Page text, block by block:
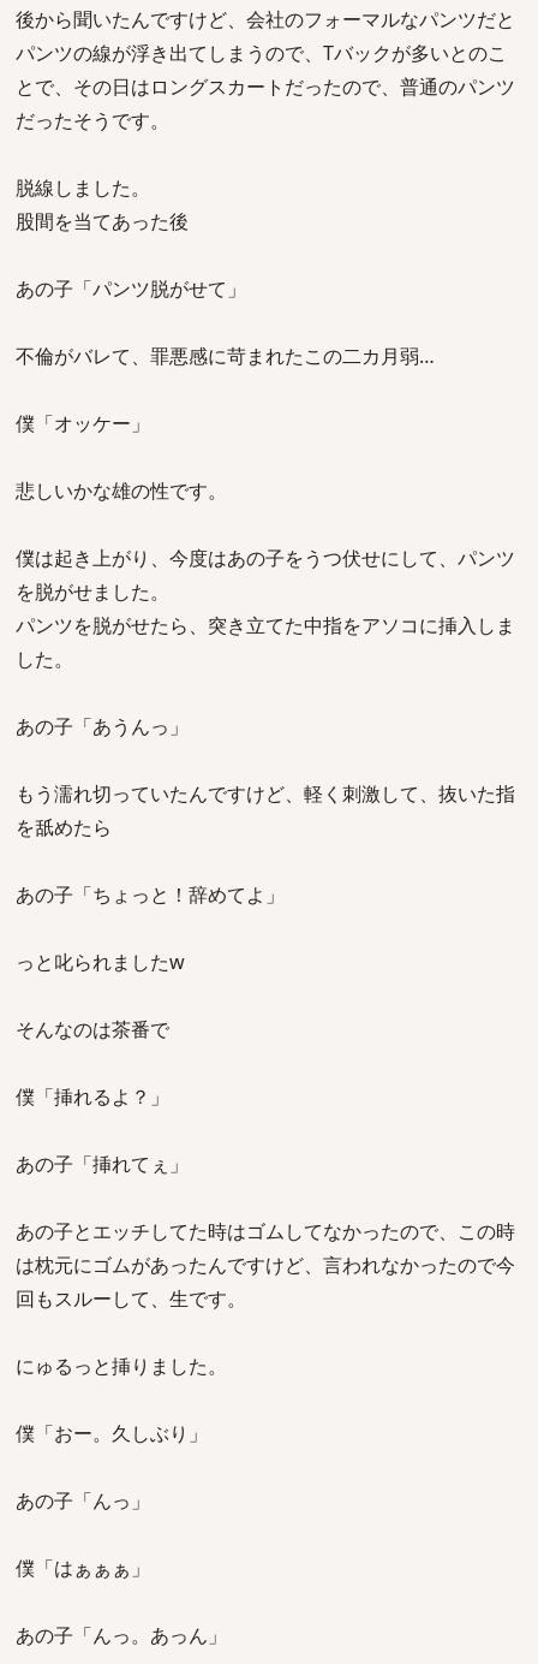
後から聞いたんですけど、会社のフォーマルなパンツだと
パンツの線が浮き出てしまうので、Tバックが多いとのこ
とで、その日はロングスカートだったので、普通のパンツ
だったそうです。
脱線しました。
股間を当てあった後
あの子「パンツ脱がせて」
不倫がバレて、罪悪感に苛まれたこの二カ月弱…
僕「オッケー」
悲しいかな雄の性です。
僕は起き上がり、今度はあの子をうつ伏せにして、パンツ
を脱がせました。
パンツを脱がせたら、突き立てた中指をアソコに挿入しま
した。
あの子「あうんっ」
もう濡れ切っていたんですけど、軽く刺激して、抜いた指
を舐めたら
あの子「ちょっと！辞めてよ」
っと叱られましたw
そんなのは茶番で
僕「挿れるよ？」
あの子「挿れてぇ」
あの子とエッチしてた時はゴムしてなかったので、この時
は枕元にゴムがあったんですけど、言われなかったので今
回もスルーして、生です。
にゅるっと挿りました。
僕「おー。久しぶり」
あの子「んっ」
僕「はぁぁぁ」
あの子「んっ。あっん」